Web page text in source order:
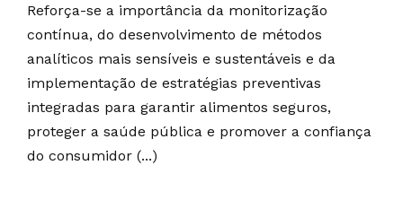
Reforça-se a importância da monitorização
contínua, do desenvolvimento de métodos
analíticos mais sensíveis e sustentáveis e da
implementação de estratégias preventivas
integradas para garantir alimentos seguros,
proteger a saúde pública e promover a confiança
do consumidor (...)